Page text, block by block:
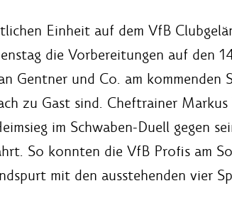
Einheit auf dem VfB
die Vorbereitungen auf den
Gentner und Co. am
zu Gast sind. Cheftrainer
im Schwaben-Duell gegen
So konnten die VfB Profis am
mit den ausstehenden vier